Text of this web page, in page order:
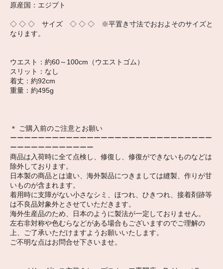
原産国：エジプト
◇ ◇ ◇ サイズ ◇ ◇ ◇ ※平置き寸法でおおよそのサイズと
なります。
ウエスト：約60～100cm（ウエストゴム）
スリット：なし
着丈：約92cm
重量：約495g
＊ ご購入前のご注意とお願い
ーーーーーーーーーーーーーーーーーーーーーーーーーーーーー
ーーーーーーーーーーーー
商品は入荷時に全て点検し、修復し、修復ができないものなどは
除外しております。
日本製の商品とは違い、海外製品につきましては縫製、作りが甘
いものが含まれます。
着用時に支障がない小さなシミ、ほつれ、ひきつれ、接着剤跡等
は不良品対象外とさせていただきます。
海外生産品のため、日本のように製法が一定しておりません。
左右非対称や色むらなどがある場合もございますのでご理解の
上、ご了承いただけますようお願いいたします。
ご不明な点はお問合せ下さいませ。